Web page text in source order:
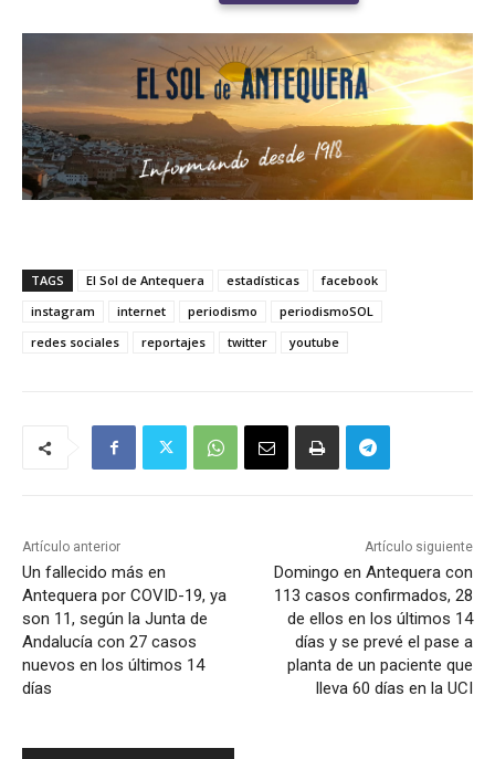
TAGS El Sol de Antequera estadísticas
facebook
instagram
internet periodismo
periodismoSOL
redes sociales
reportajes twitter youtube
Artículo anterior
Un fallecido más en
Antequera por COVID-19, ya
son 11, según la Junta de
Andalucía con 27 casos
nuevos en los últimos 14
días
Artículo siguiente
Domingo en Antequera con
113 casos confirmados, 28
de ellos en los últimos 14
días y se prevé el pase a
planta de un paciente que
lleva 60 días en la UCI